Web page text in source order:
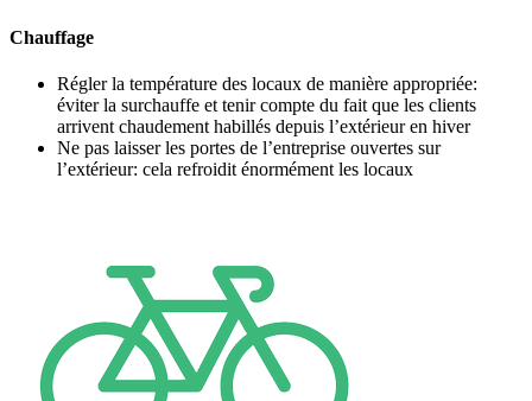
Chauffage
Régler la température des locaux de manière appropriée:
éviter la surchauffe et tenir compte du fait que les clients
arrivent chaudement habillés depuis l’extérieur en hiver
Ne pas laisser les portes de l’entreprise ouvertes sur
l’extérieur: cela refroidit énormément les locaux